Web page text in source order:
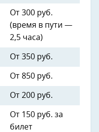
От 300 руб.
(время в пути —
2,5 часа)
От 350 руб.
От 850 руб.
От 200 руб.
От 150 руб. за
билет